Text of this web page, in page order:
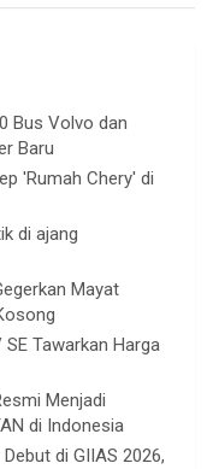
Bus Volvo dan
Baru
'Rumah Chery' di
di ajang
Mayat
Tawarkan Harga
Menjadi
di Indonesia
di GIIAS 2026,